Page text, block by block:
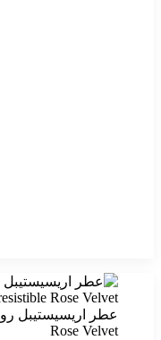
Rose Velvet